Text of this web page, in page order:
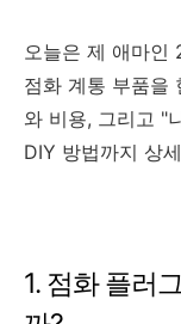
오늘은 제 애마인
점화 계통 부품을
와 비용, 그리고 "
DIY 방법까지 상
1. 점화 플러